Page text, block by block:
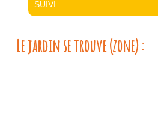
Le jardin se trouve (zone) :